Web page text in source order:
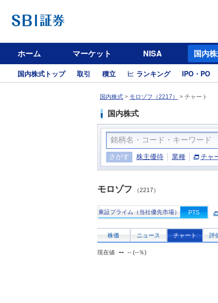
ホーム マーケット NISA 国内
国内株式トップ 取引 積立 ランキング IPO・PO
国内株式 > モロゾフ（2217） > チャート
国内株式
さがす 株主優待 業種 チャ
モロゾフ （2217）
東証プライム（当社優先市場） PTS
株価 ニュース チャート 評
現在値 -- -- (--％)